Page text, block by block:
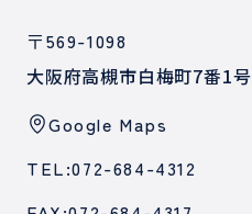
〒569-1098
大阪府高槻市白梅町7番1号
Google Maps
TEL:072-684-4312